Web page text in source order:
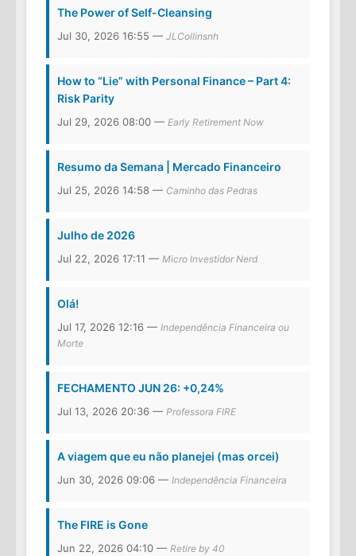
The Power of Self-Cleansing
Jul 30, 2026 16:55 — JLCollinsnh
How to “Lie” with Personal Finance – Part 4:
Risk Parity
Jul 29, 2026 08:00 — Early Retirement Now
Resumo da Semana | Mercado Financeiro
Jul 25, 2026 14:58 — Caminho das Pedras
Julho de 2026
Jul 22, 2026 17:11 — Micro Investidor Nerd
Olá!
Jul 17, 2026 12:16 — Independência Financeira ou
Morte
FECHAMENTO JUN 26: +0,24%
Jul 13, 2026 20:36 — Professora FIRE
A viagem que eu não planejei (mas orcei)
Jun 30, 2026 09:06 — Independência Financeira
The FIRE is Gone
Jun 22, 2026 04:10 — Retire by 40